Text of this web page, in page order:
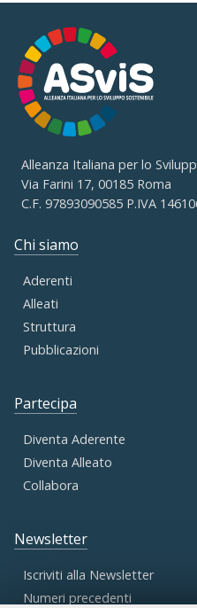
Alleanza Italiana per lo
Via Farini 17, 00185 Roma
C.F. 97893090585 P.IVA
Chi siamo
Aderenti
Alleati
Struttura
Pubblicazioni
Partecipa
Diventa Aderente
Diventa Alleato
Collabora
Newsletter
Iscriviti alla Newsletter
Numeri precedenti